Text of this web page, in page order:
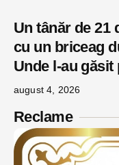
Un tânăr de 21
cu un briceag
Unde l-au
august 4, 2026
Reclame